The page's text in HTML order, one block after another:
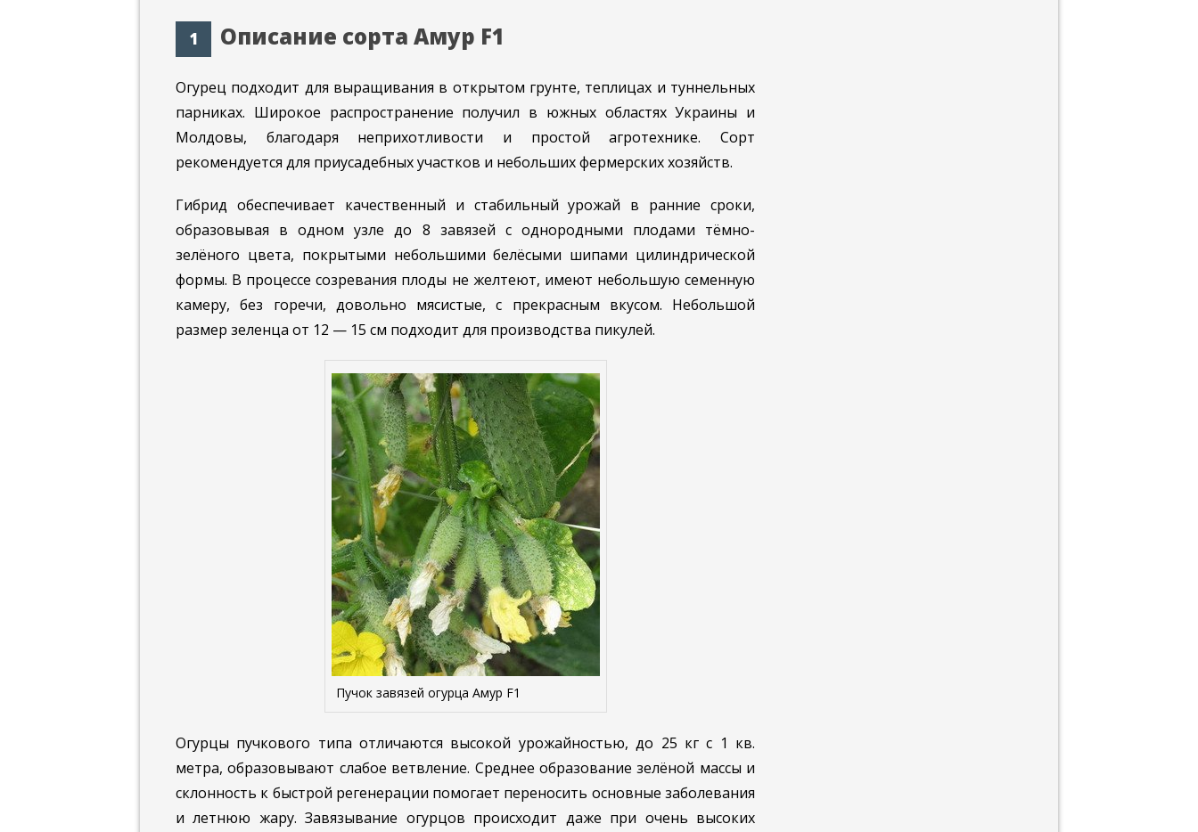
Описание сорта Амур F1
Огурец подходит для выращивания в открытом грунте, теплицах и туннельных
парниках. Широкое распространение получил в южных областях Украины и
Молдовы, благодаря неприхотливости и простой агротехнике. Сорт
рекомендуется для приусадебных участков и небольших фермерских хозяйств.
Гибрид обеспечивает качественный и стабильный урожай в ранние сроки,
образовывая в одном узле до 8 завязей с однородными плодами тёмно-
зелёного цвета, покрытыми небольшими белёсыми шипами цилиндрической
формы. В процессе созревания плоды не желтеют, имеют небольшую семенную
камеру, без горечи, довольно мясистые, с прекрасным вкусом. Небольшой
размер зеленца от 12 — 15 см подходит для производства пикулей.
Пучок завязей огурца Амур F1
Огурцы пучкового типа отличаются высокой урожайностью, до 25 кг с 1 кв.
метра, образовывают слабое ветвление. Среднее образование зелёной массы и
склонность к быстрой регенерации помогает переносить основные заболевания
и летнюю жару. Завязывание огурцов происходит даже при очень высоких